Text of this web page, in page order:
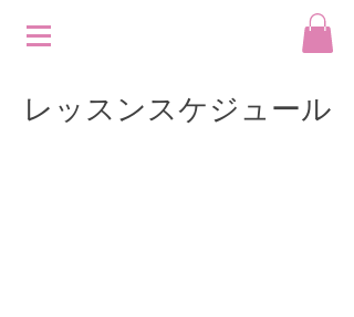
レッスンスケジュール